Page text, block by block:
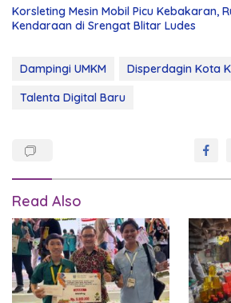
Korsleting Mesin Mobil Picu Kebakaran,
Kendaraan di Srengat Blitar Ludes
Dampingi UMKM Disperdagin Kota
Talenta Digital Baru
Read Also